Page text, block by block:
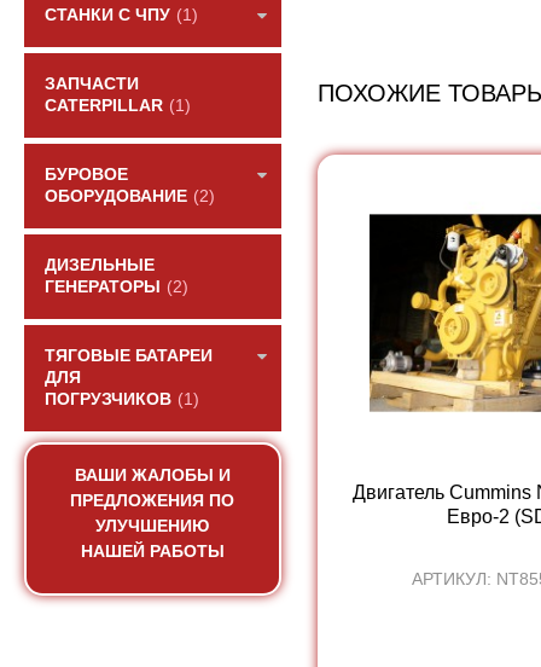
СТАНКИ С ЧПУ (1)
ЗАПЧАСТИ
CATERPILLAR (1)
БУРОВОЕ
ОБОРУДОВАНИЕ (2)
ДИЗЕЛЬНЫЕ
ГЕНЕРАТОРЫ
(2)
ТЯГОВЫЕ БАТАРЕИ
ДЛЯ
ПОГРУЗЧИКОВ (1)
ВАШИ ЖАЛОБЫ И
ПРЕДЛОЖЕНИЯ ПО
УЛУЧШЕНИЮ
НАШЕЙ РАБОТЫ
ПОХОЖИЕ
Двигатель
Евро-2
АРТИКУЛ: